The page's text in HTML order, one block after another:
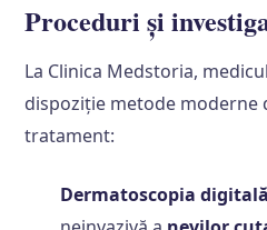
Proceduri și
La Clinica Medstoria,
dispoziție metode moderne
tratament:
Dermatoscopia digitală